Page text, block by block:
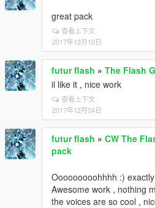
great pack
查看上下文
2017年12月10日
futur flash » The Flash
il like it , nice work
查看上下文
2017年12月04日
futur flash » CW The
pack
Ooooooooohhhh :)
Awesome work , nothing
the voices are so cool ,